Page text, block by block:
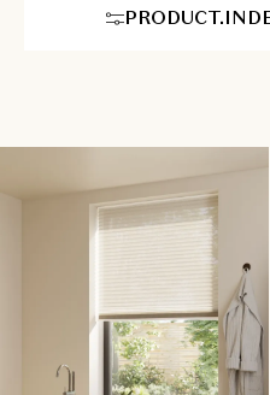
moeilijkere en atypische